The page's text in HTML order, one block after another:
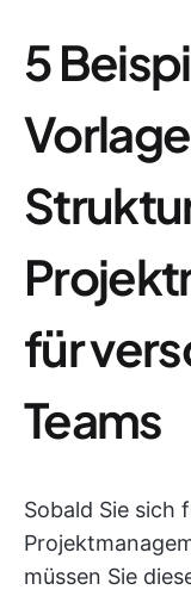
5
für
Teams
Sobald Sie sich
müssen Sie